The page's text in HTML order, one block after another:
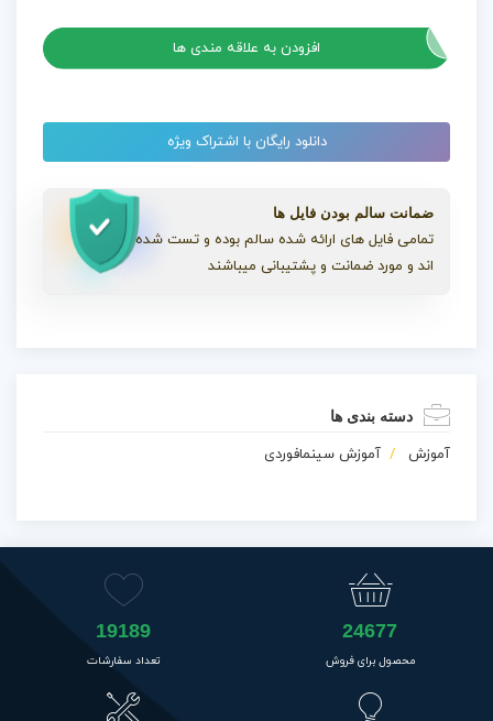
افزودن به علاقه مندی ها
دانلود رایگان با اشتراک ویژه
ضمانت سالم بودن فایل ها
تمامی فایل های ارائه شده سالم بوده و تست شده
اند و مورد ضمانت و پشتیبانی میباشند
دسته بندی ها
آموزش آموزش سینمافوردی
24677
محصول برای فروش
19189
تعداد سفارشات